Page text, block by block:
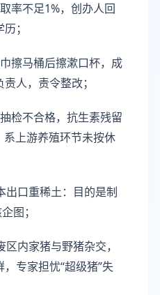
率不足1%，创办人回
；
擦马桶后擦漱口杯，成
人，责令整改；
检不合格，抗生素残留
上游养殖环节未按休
出口重稀土：目的是制
图；
内家猪与野猪杂交，
专家担忧“超级猪”失